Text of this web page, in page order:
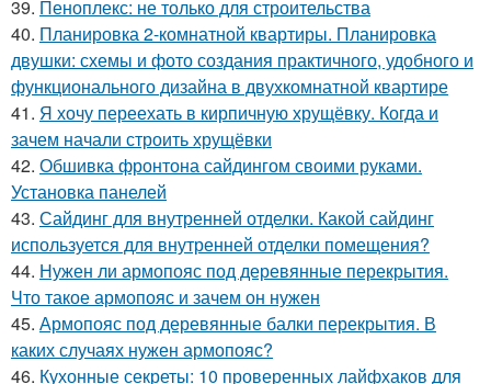
39. Пеноплекс: не только для строительства
40. Планировка 2-комнатной квартиры. Планировка
двушки: схемы и фото создания практичного, удобного и
функционального дизайна в двухкомнатной квартире
41. Я хочу переехать в кирпичную хрущёвку. Когда и
зачем начали строить хрущёвки
42. Обшивка фронтона сайдингом своими руками.
Установка панелей
43. Сайдинг для внутренней отделки. Какой сайдинг
используется для внутренней отделки помещения?
44. Нужен ли армопояс под деревянные перекрытия.
Что такое армопояс и зачем он нужен
45. Армопояс под деревянные балки перекрытия. В
каких случаях нужен армопояс?
46. Кухонные секреты: 10 проверенных лайфхаков для